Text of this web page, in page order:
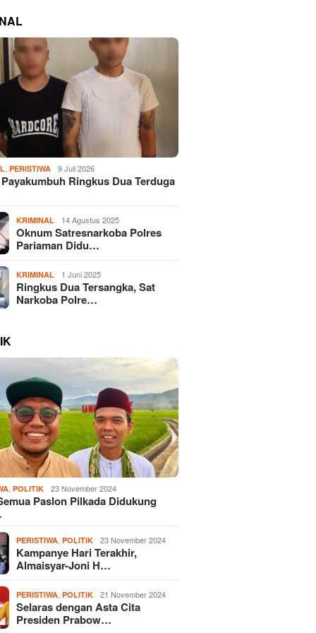
,PERISTIWA 9 Juli 2026
Ringkus Dua Terduga
KRIMINAL 14 Agustus 2025
Oknum Satresnarkoba Polres
Pariaman Didu…
KRIMINAL 1 Juni 2025
Ringkus Dua Tersangka, Sat
Narkoba Polre…
,POLITIK 23 November 2024
Paslon Pilkada Didukung
PERISTIWA ,POLITIK 23 November 2024
Kampanye Hari Terakhir,
Almaisyar-Joni H…
PERISTIWA ,POLITIK 21 November 2024
Selaras dengan Asta Cita
Presiden Prabow…